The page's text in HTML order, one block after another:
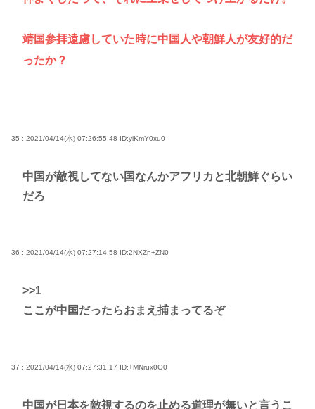
靖国参拝遠慮していた時に中国人や朝鮮人が友好的だ
ったか？
35 : 2021/04/14(水) 07:26:55.48 ID:yiKmY0xu0
中国が敵視してない国なんかアフリカと北朝鮮ぐらい
だろ
36 : 2021/04/14(水) 07:27:14.58 ID:2NXZn+ZN0
>>1
ここが中国だったらおまえ捕まってるぞ
37 : 2021/04/14(水) 07:27:31.17 ID:+MNrux0O0
中国が日本を敵視するのを止める道理が無いと言うこ